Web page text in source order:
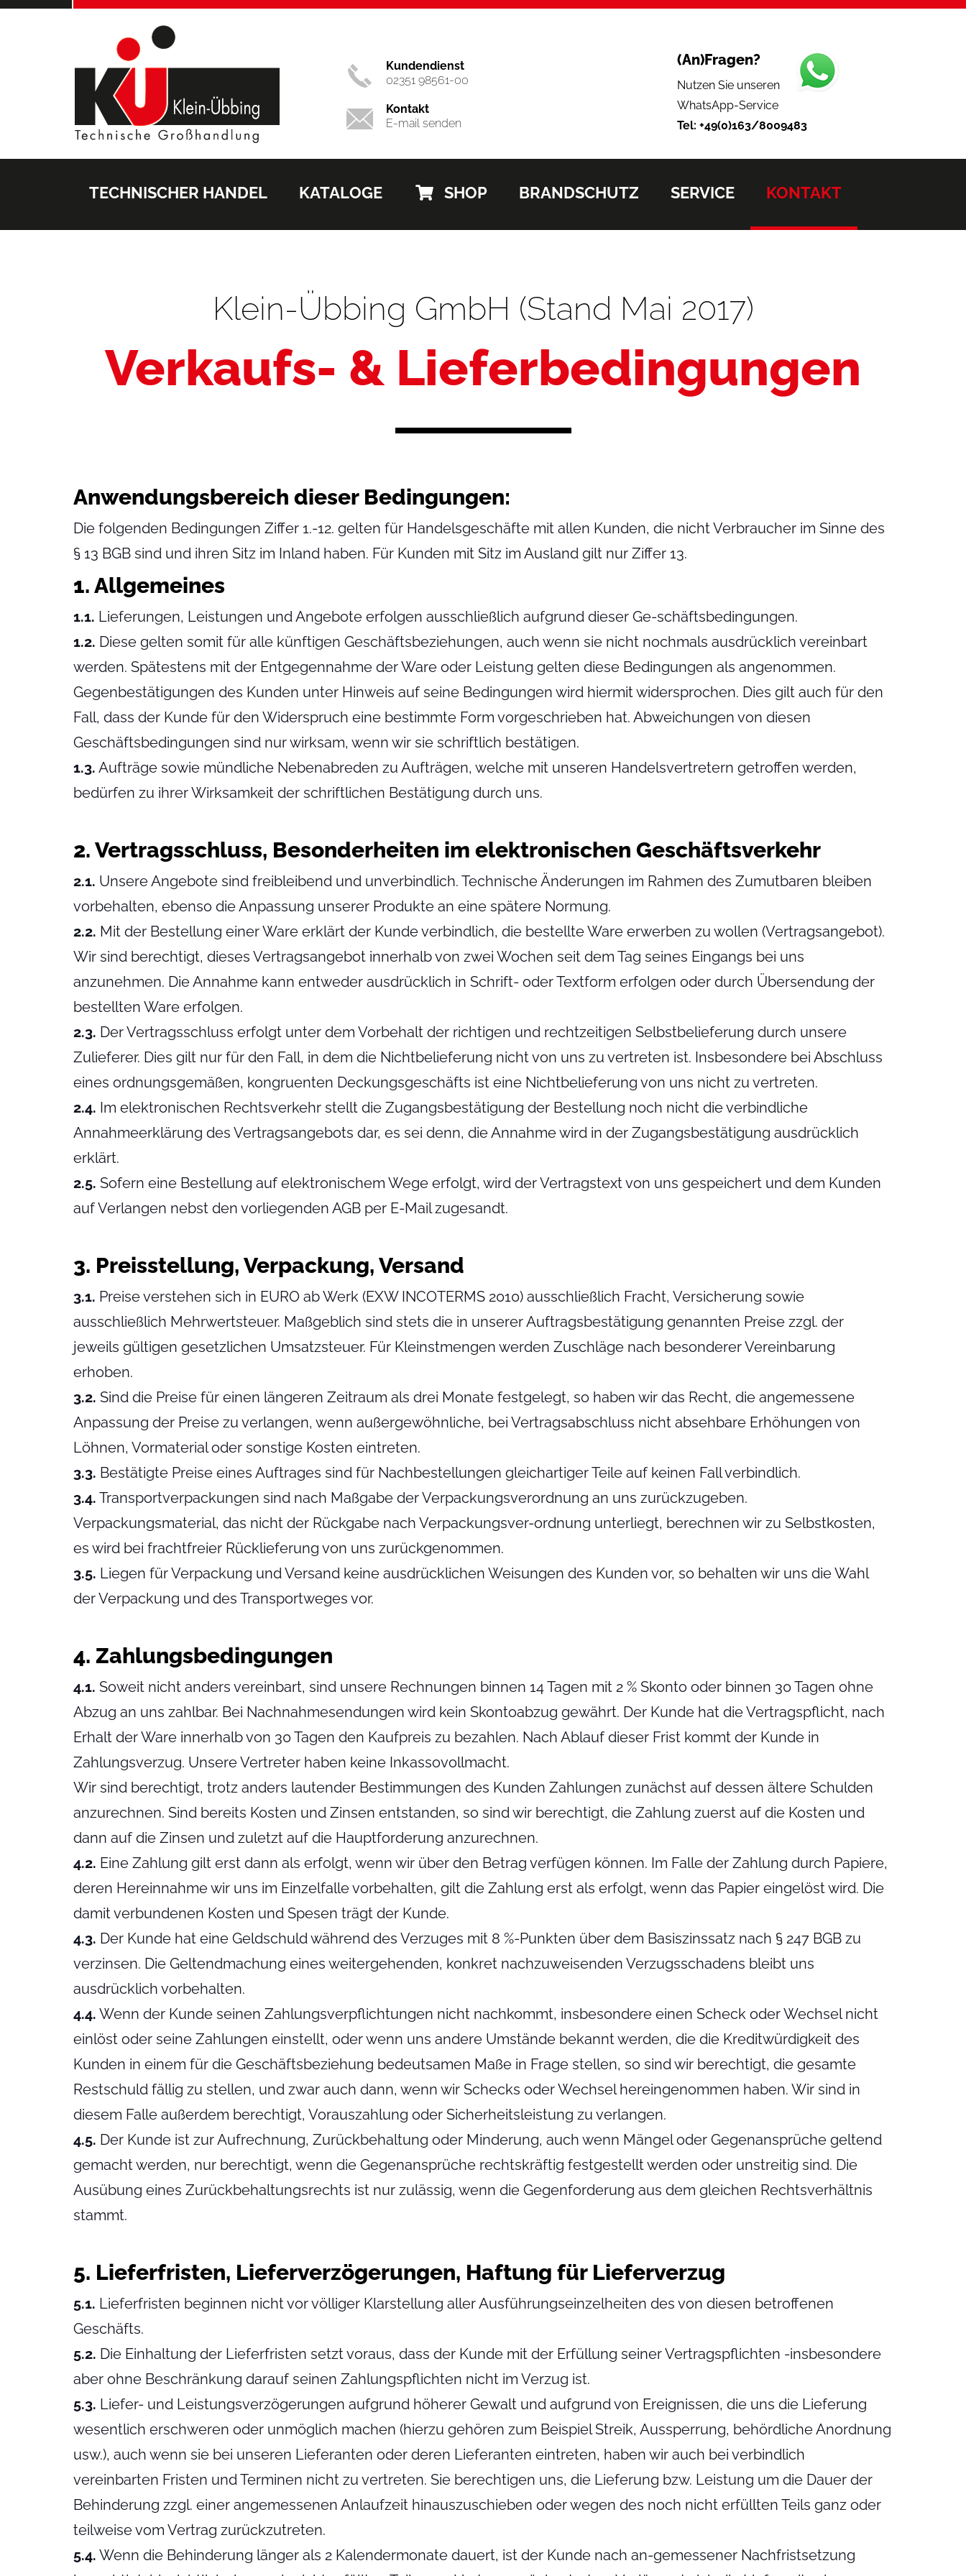
Kundendienst
02351 98561-00
Kontakt
E-mail senden
(An)Fragen?
Nutzen Sie unseren
WhatsApp-Service
Tel: +49(0)163/8009483
TECHNISCHER HANDEL KATALOGE SHOP BRANDSCHUTZ SERVICE KONTAKT
Klein-Übbing GmbH (Stand Mai 2017)
Verkaufs- & Lieferbedingungen
Anwendungsbereich dieser Bedingungen:
Die folgenden Bedingungen Ziffer 1.-12. gelten für Handelsgeschäfte mit allen Kunden, die nicht Verbraucher im Sinne des
§ 13 BGB sind und ihren Sitz im Inland haben. Für Kunden mit Sitz im Ausland gilt nur Ziffer 13.
1. Allgemeines
1.1. Lieferungen, Leistungen und Angebote erfolgen ausschließlich aufgrund dieser Ge-schäftsbedingungen.
1.2. Diese gelten somit für alle künftigen Geschäftsbeziehungen, auch wenn sie nicht nochmals ausdrücklich vereinbart
werden. Spätestens mit der Entgegennahme der Ware oder Leistung gelten diese Bedingungen als angenommen.
Gegenbestätigungen des Kunden unter Hinweis auf seine Bedingungen wird hiermit widersprochen. Dies gilt auch für den
Fall, dass der Kunde für den Widerspruch eine bestimmte Form vorgeschrieben hat. Abweichungen von diesen
Geschäftsbedingungen sind nur wirksam, wenn wir sie schriftlich bestätigen.
1.3. Aufträge sowie mündliche Nebenabreden zu Aufträgen, welche mit unseren Handelsvertretern getroffen werden,
bedürfen zu ihrer Wirksamkeit der schriftlichen Bestätigung durch uns.
2. Vertragsschluss, Besonderheiten im elektronischen Geschäftsverkehr
2.1. Unsere Angebote sind freibleibend und unverbindlich. Technische Änderungen im Rahmen des Zumutbaren bleiben
vorbehalten, ebenso die Anpassung unserer Produkte an eine spätere Normung.
2.2. Mit der Bestellung einer Ware erklärt der Kunde verbindlich, die bestellte Ware erwerben zu wollen (Vertragsangebot).
Wir sind berechtigt, dieses Vertragsangebot innerhalb von zwei Wochen seit dem Tag seines Eingangs bei uns
anzunehmen. Die Annahme kann entweder ausdrücklich in Schrift- oder Textform erfolgen oder durch Übersendung der
bestellten Ware erfolgen.
2.3. Der Vertragsschluss erfolgt unter dem Vorbehalt der richtigen und rechtzeitigen Selbstbelieferung durch unsere
Zulieferer. Dies gilt nur für den Fall, in dem die Nichtbelieferung nicht von uns zu vertreten ist. Insbesondere bei Abschluss
eines ordnungsgemäßen, kongruenten Deckungsgeschäfts ist eine Nichtbelieferung von uns nicht zu vertreten.
2.4. Im elektronischen Rechtsverkehr stellt die Zugangsbestätigung der Bestellung noch nicht die verbindliche
Annahmeerklärung des Vertragsangebots dar, es sei denn, die Annahme wird in der Zugangsbestätigung ausdrücklich
erklärt.
2.5. Sofern eine Bestellung auf elektronischem Wege erfolgt, wird der Vertragstext von uns gespeichert und dem Kunden
auf Verlangen nebst den vorliegenden AGB per E-Mail zugesandt.
3. Preisstellung, Verpackung, Versand
3.1. Preise verstehen sich in EURO ab Werk (EXW INCOTERMS 2010) ausschließlich Fracht, Versicherung sowie
ausschließlich Mehrwertsteuer. Maßgeblich sind stets die in unserer Auftragsbestätigung genannten Preise zzgl. der
jeweils gültigen gesetzlichen Umsatzsteuer. Für Kleinstmengen werden Zuschläge nach besonderer Vereinbarung
erhoben.
3.2. Sind die Preise für einen längeren Zeitraum als drei Monate festgelegt, so haben wir das Recht, die angemessene
Anpassung der Preise zu verlangen, wenn außergewöhnliche, bei Vertragsabschluss nicht absehbare Erhöhungen von
Löhnen, Vormaterial oder sonstige Kosten eintreten.
3.3. Bestätigte Preise eines Auftrages sind für Nachbestellungen gleichartiger Teile auf keinen Fall verbindlich.
3.4. Transportverpackungen sind nach Maßgabe der Verpackungsverordnung an uns zurückzugeben.
Verpackungsmaterial, das nicht der Rückgabe nach Verpackungsver-ordnung unterliegt, berechnen wir zu Selbstkosten,
es wird bei frachtfreier Rücklieferung von uns zurückgenommen.
3.5. Liegen für Verpackung und Versand keine ausdrücklichen Weisungen des Kunden vor, so behalten wir uns die Wahl
der Verpackung und des Transportweges vor.
4. Zahlungsbedingungen
4.1. Soweit nicht anders vereinbart, sind unsere Rechnungen binnen 14 Tagen mit 2 % Skonto oder binnen 30 Tagen ohne
Abzug an uns zahlbar. Bei Nachnahmesendungen wird kein Skontoabzug gewährt. Der Kunde hat die Vertragspflicht, nach
Erhalt der Ware innerhalb von 30 Tagen den Kaufpreis zu bezahlen. Nach Ablauf dieser Frist kommt der Kunde in
Zahlungsverzug. Unsere Vertreter haben keine Inkassovollmacht.
Wir sind berechtigt, trotz anders lautender Bestimmungen des Kunden Zahlungen zunächst auf dessen ältere Schul­den
anzurechnen. Sind bereits Kosten und Zinsen entstanden, so sind wir berechtigt, die Zahlung zuerst auf die Kosten und
dann auf die Zinsen und zuletzt auf die Hauptforderung anzurechnen.
4.2. Eine Zahlung gilt erst dann als erfolgt, wenn wir über den Betrag verfügen können. Im Falle der Zahlung durch Papiere,
deren Hereinnahme wir uns im Einzelfalle vorbehalten, gilt die Zahlung erst als erfolgt, wenn das Papier eingelöst wird. Die
damit verbundenen Kosten und Spesen trägt der Kunde.
4.3. Der Kunde hat eine Geldschuld während des Verzuges mit 8 %-Punkten über dem Basiszinssatz nach § 247 BGB zu
verzinsen. Die Geltendmachung eines weitergehenden, konkret nachzuweisenden Verzugsschadens bleibt uns
ausdrücklich vorbehalten.
4.4. Wenn der Kunde seinen Zahlungsverpflichtungen nicht nachkommt, insbesondere einen Scheck oder Wechsel nicht
einlöst oder seine Zahlungen einstellt, oder wenn uns andere Umstände bekannt werden, die die Kreditwürdigkeit des
Kunden in einem für die Geschäftsbeziehung bedeutsamen Maße in Frage stellen, so sind wir berechtigt, die gesamte
Restschuld fällig zu stellen, und zwar auch dann, wenn wir Schecks oder Wechsel hereingenommen haben. Wir sind in
diesem Falle außerdem berechtigt, Vorauszahlung oder Sicherheitsleistung zu verlangen.
4.5. Der Kunde ist zur Aufrechnung, Zurückbehaltung oder Minderung, auch wenn Mängel oder Gegenansprüche geltend
gemacht werden, nur berechtigt, wenn die Gegenansprüche rechtskräftig festgestellt werden oder unstreitig sind. Die
Ausübung eines Zurückbehaltungsrechts ist nur zulässig, wenn die Gegenforderung aus dem gleichen Rechtsverhältnis
stammt.
5. Lieferfristen, Lieferverzögerungen, Haftung für Lieferverzug
5.1. Lieferfristen beginnen nicht vor völliger Klarstellung aller Ausführungseinzelheiten des von diesen betroffenen
Geschäfts.
5.2. Die Einhaltung der Lieferfristen setzt voraus, dass der Kunde mit der Erfüllung seiner Vertragspflichten -insbesondere
aber ohne Beschränkung darauf seinen Zahlungspflichten nicht im Verzug ist.
5.3. Liefer- und Leistungsverzögerungen aufgrund höherer Gewalt und aufgrund von Ereignissen, die uns die Lieferung
wesentlich erschweren oder unmöglich machen (hierzu gehören zum Beispiel Streik, Aussperrung, behördliche Anordnung
usw.), auch wenn sie bei unseren Lieferanten oder deren Lieferanten eintreten, haben wir auch bei verbindlich
vereinbarten Fristen und Terminen nicht zu vertreten. Sie berechtigen uns, die Lieferung bzw. Leistung um die Dauer der
Behinderung zzgl. einer angemessenen Anlaufzeit hinauszuschieben oder wegen des noch nicht erfüllten Teils ganz oder
teilweise vom Vertrag zurückzutreten.
5.4. Wenn die Behinderung länger als 2 Kalendermonate dauert, ist der Kunde nach an-gemessener Nachfristsetzung